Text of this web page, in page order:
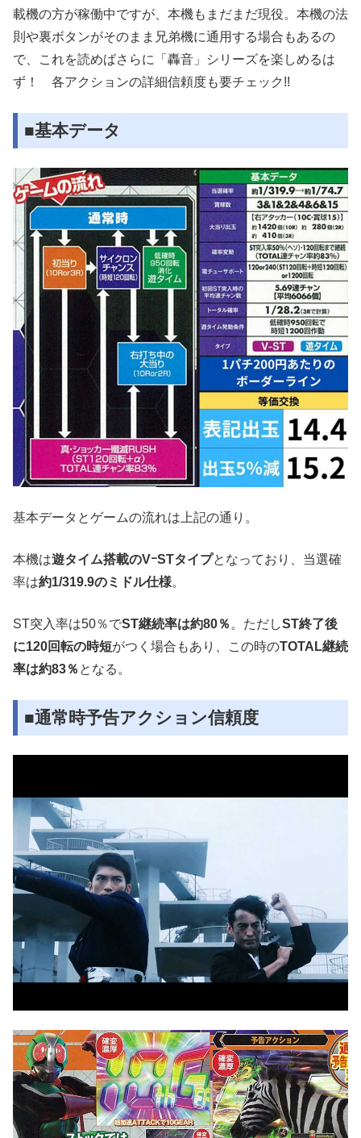
載機の方が稼働中ですが、本機もまだまだ現役。本機の法
則や裏ボタンがそのまま兄弟機に通用する場合もあるの
で、これを読めばさらに「轟音」シリーズを楽しめるは
ず！ 各アクションの詳細信頼度も要チェック!!
■基本データ
基本データとゲームの流れは上記の通り。
本機は遊タイム搭載のVｰSTタイプとなっており、当選確
率は約1/319.9のミドル仕様。
ST突入率は50％でST継続率は約80％ 。ただしST終了後
に120回転の時短がつく場合もあり、この時のTOTAL継続
率は約83％ となる。
■通常時予告アクション信頼度